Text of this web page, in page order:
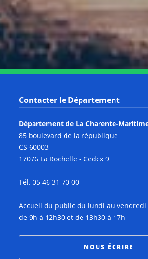
Contacter le Département
Département de La Charente-
85 boulevard de la république
CS 60003
17076 La Rochelle - Cedex 9
Tél. 05 46 31 70 00
Accueil du public du lundi au vendredi
de 9h à 12h30 et de 13h30 à 17h
NOUS ÉCRIRE